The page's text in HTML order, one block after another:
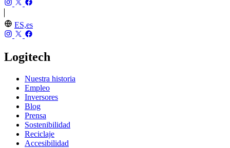
ES,es
Logitech
Nuestra historia
Empleo
Inversores
Blog
Prensa
Sostenibilidad
Reciclaje
Accesibilidad